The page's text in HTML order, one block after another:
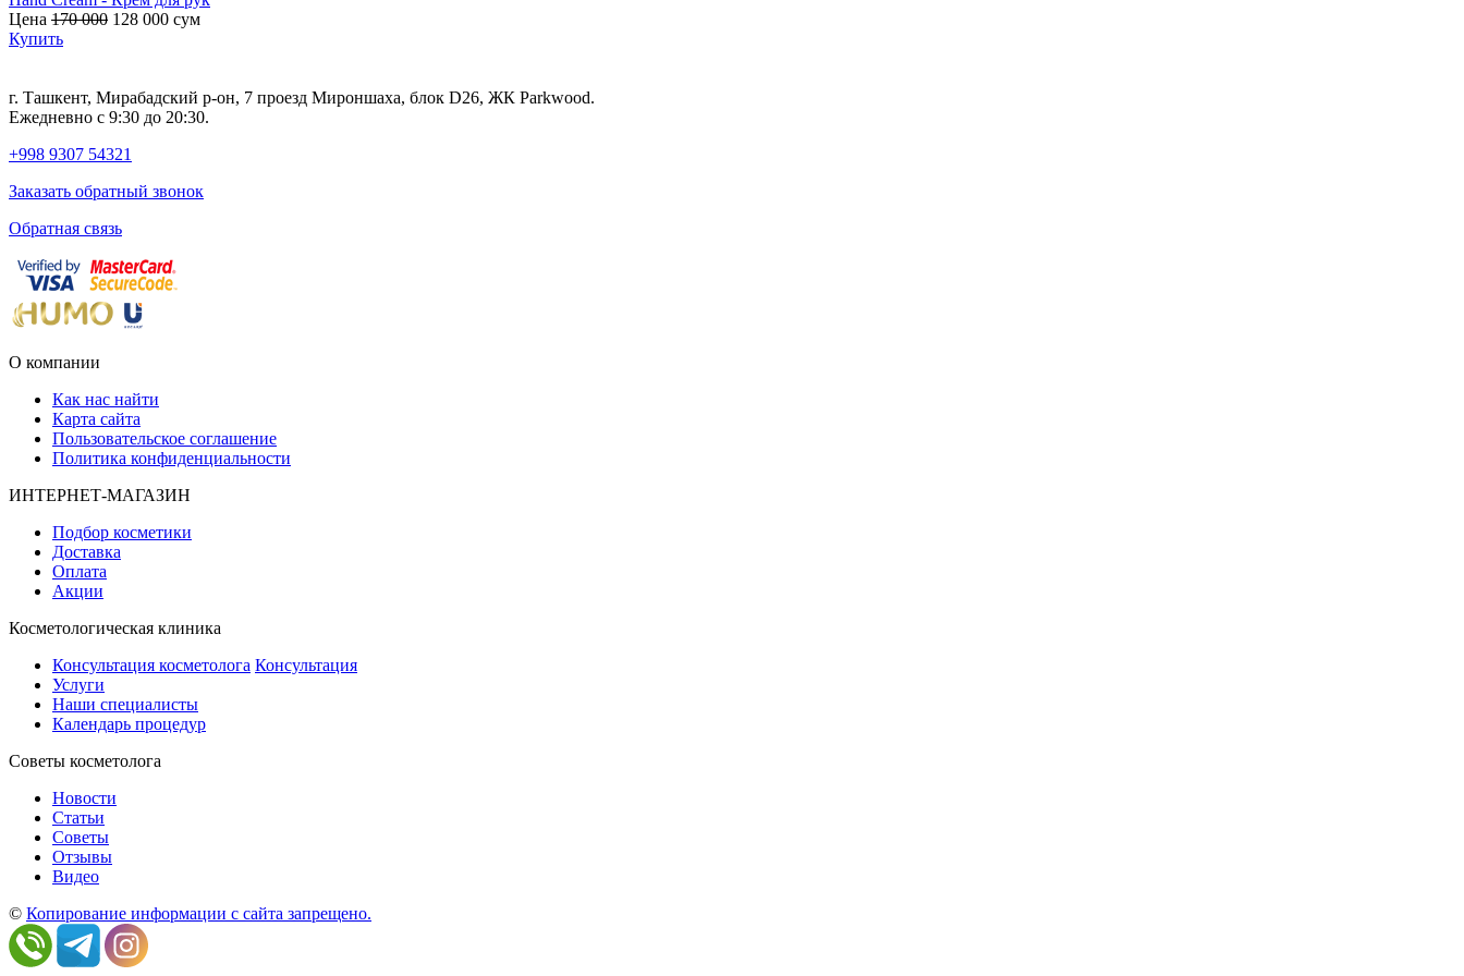
Цена 170 000 128 000 сум
Купить
г. Ташкент, Мирабадский р-он, 7 проезд Мироншаха, блок D26, ЖК Раrkwood.
Ежедневно с 9:30 до 20:30.
+998 9307 54321
Заказать обратный звонок
Обратная связь
О компании
Как нас найти
Карта сайта
Пользовательское соглашение
Политика конфиденциальности
ИНТЕРНЕТ-МАГАЗИН
Подбор косметики
Доставка
Оплата
Акции
Косметологическая клиника
Консультация косметолога Консультация
Услуги
Наши специалисты
Календарь процедур
Cоветы косметолога
Новости
Статьи
Советы
Отзывы
Видео
© Копирование информации с сайта запрещено.